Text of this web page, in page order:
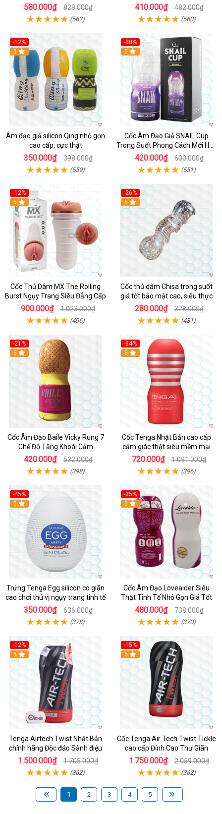
580.000₫ 829.000₫
(562)
410.000₫ 482.000₫
(560)
-12%
5
Âm đạo giả silicon Qing nhỏ gọn
cao cấp, cực thật
350.000₫ 398.000₫
(559)
-30%
5
Cốc Âm Đạo Giả SNAIL Cup
Trong Suốt Phong Cách Mới Hấp
Dẫn
420.000₫ 600.000₫
(551)
-12%
Hot
5
Cốc Thủ Dâm MX The Rolling
Burst Ngụy Trang Siêu Đẳng Cấp
900.000₫ 1.023.000₫
(496)
-26%
Hot
5
Cốc thủ dâm Chisa trong suốt
giá tốt bảo mật cao, siêu thực
280.000₫ 378.000₫
(481)
-21%
5
Cốc Âm Đạo Baile Vicky Rung 7
Chế Độ Tăng Khoái Cảm
420.000₫ 532.000₫
(398)
-34%
5
Cốc Tenga Nhật Bản cao cấp
cảm giác thật siêu mềm mại
720.000₫ 1.091.000₫
(396)
-45%
Hot
5
Trứng Tenga Egg silicon co giãn
cao chơi thú vị ngụy trang tinh tế
350.000₫ 636.000₫
(378)
-35%
5
Cốc Âm Đạo Loveaider Siêu
Thật Tinh Tế Nhỏ Gọn Giá Tốt
480.000₫ 738.000₫
(370)
-12%
Hot
5
Tenga Airtech Twist Nhật Bản
chính hãng Độc đáo Sành điệu
1.500.000₫ 1.705.000₫
(362)
-15%
Hot
5
Cốc Tenga Air Tech Twist Tickle
cao cấp Đỉnh Cao Thư Giãn
1.750.000₫ 2.059.000₫
(362)
1 2 3 4 5